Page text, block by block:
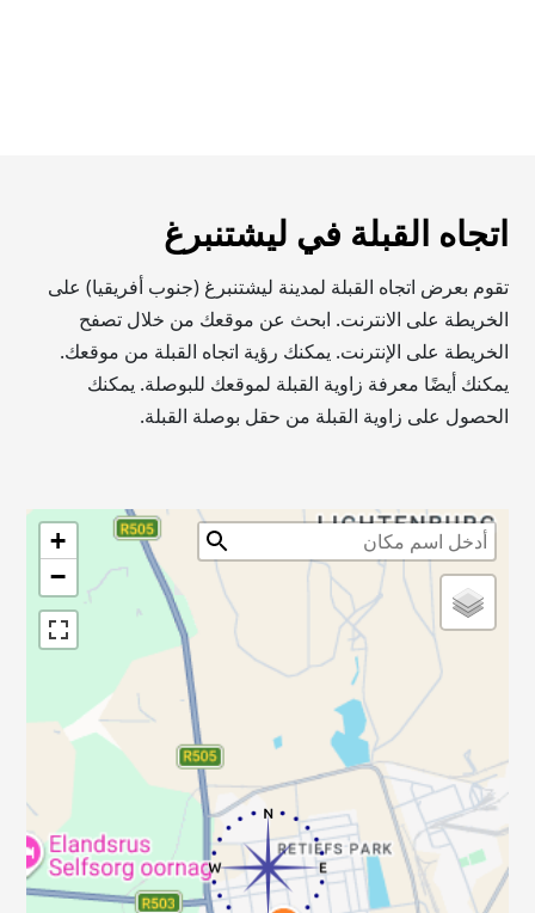
اتجاه القبلة في ليشتنبرغ
تقوم بعرض اتجاه القبلة لمدينة ليشتنبرغ (جنوب أفريقيا) على
الخريطة على الانترنت. ابحث عن موقعك من خلال تصفح
الخريطة على الإنترنت. يمكنك رؤية اتجاه القبلة من موقعك.
يمكنك أيضًا معرفة زاوية القبلة لموقعك للبوصلة. يمكنك
الحصول على زاوية القبلة من حقل بوصلة القبلة.
+
−